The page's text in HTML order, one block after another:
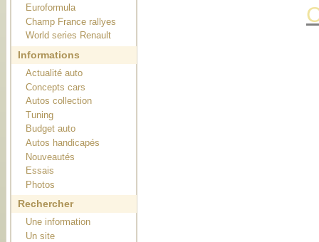
Euroformula
Champ France rallyes
World series Renault
Informations
Actualité auto
Concepts cars
Autos collection
Tuning
Budget auto
Autos handicapés
Nouveautés
Essais
Photos
Rechercher
Une information
Un site